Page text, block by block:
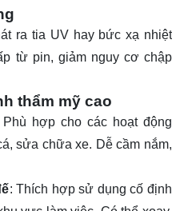
ra tia UV hay bức xạ nhiệt
từ pin, giảm nguy cơ chập
thẩm mỹ cao
Phù hợp cho các hoạt động
sửa chữa xe. Dễ cầm nắm,
: Thích hợp sử dụng cố định